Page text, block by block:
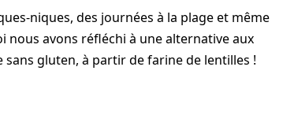
niques, des journées à la plage et même
nous avons réfléchi à une alternative aux
gluten, à partir de farine de lentilles !